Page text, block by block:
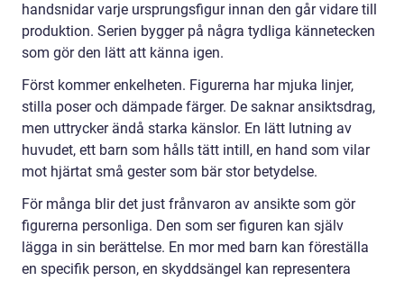
handsnidar varje ursprungsfigur innan den går vidare till
produktion. Serien bygger på några tydliga kännetecken
som gör den lätt att känna igen.
Först kommer enkelheten. Figurerna har mjuka linjer,
stilla poser och dämpade färger. De saknar ansiktsdrag,
men uttrycker ändå starka känslor. En lätt lutning av
huvudet, ett barn som hålls tätt intill, en hand som vilar
mot hjärtat små gester som bär stor betydelse.
För många blir det just frånvaron av ansikte som gör
figurerna personliga. Den som ser figuren kan själv
lägga in sin berättelse. En mor med barn kan föreställa
en specifik person, en skyddsängel kan representera